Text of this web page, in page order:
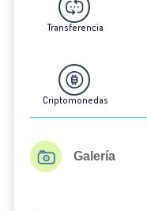
Transferencia
Criptomonedas
Galería